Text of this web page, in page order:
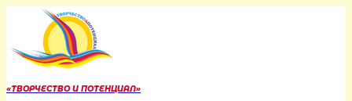
Перейти
содержанию
«ТВОРЧЕСТВО И ПОТЕНЦИАЛ»